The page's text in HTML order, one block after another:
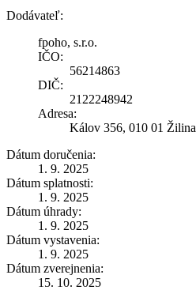
Dodávateľ:
fpoho, s.r.o.
IČO:
56214863
DIČ:
2122248942
Adresa:
Kálov 356, 010 01 Žilina
Dátum doručenia:
1. 9. 2025
Dátum splatnosti:
1. 9. 2025
Dátum úhrady:
1. 9. 2025
Dátum vystavenia:
1. 9. 2025
Dátum zverejnenia:
15. 10. 2025